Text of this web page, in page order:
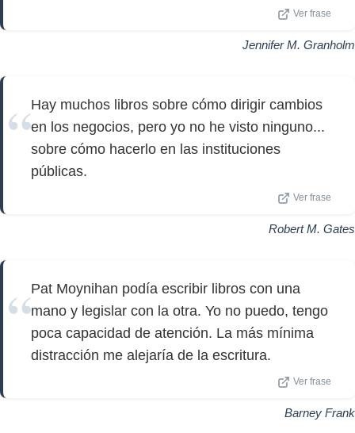
Ver frase
Jennifer M. Granholm
Hay muchos libros sobre cómo dirigir cambios
en los negocios, pero yo no he visto ninguno...
sobre cómo hacerlo en las instituciones
públicas.
Ver frase
Robert M. Gates
Pat Moynihan podía escribir libros con una
mano y legislar con la otra. Yo no puedo, tengo
poca capacidad de atención. La más mínima
distracción me alejaría de la escritura.
Ver frase
Barney Frank